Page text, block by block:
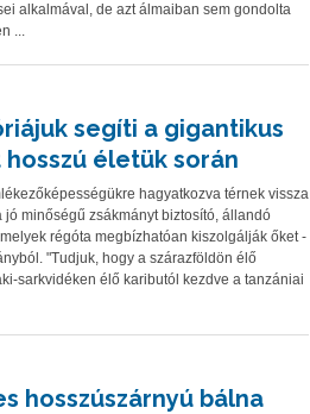
alkalmával, de azt álmaiban sem gondolta
...
segíti a gigantikus
életük során
hagyatkozva térnek vissza
minőségű zsákmányt biztosító, állandó
régóta megbízhatóan kiszolgálják őket -
"Tudjuk, hogy a szárazföldön élő
sarkvidéken élő kaributól kezdve a tanzániai
hosszúszárnyú bálna